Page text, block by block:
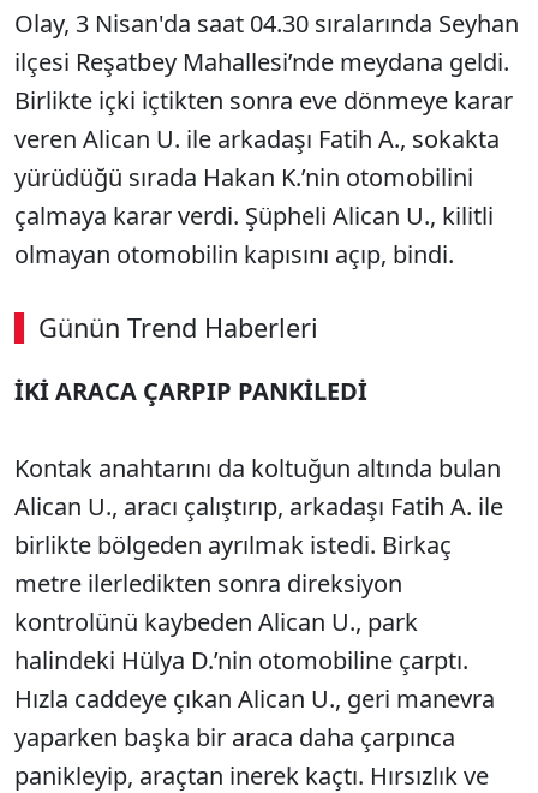
Olay, 3 Nisan'da saat 04.30 sıralarında Seyhan
ilçesi Reşatbey Mahallesi’nde meydana geldi.
Birlikte içki içtikten sonra eve dönmeye karar
veren Alican U. ile arkadaşı Fatih A., sokakta
yürüdüğü sırada Hakan K.’nin otomobilini
çalmaya karar verdi. Şüpheli Alican U., kilitli
olmayan otomobilin kapısını açıp, bindi.
Günün Trend Haberleri
İKİ ARACA ÇARPIP PANKİLEDİ
Kontak anahtarını da koltuğun altında bulan
Alican U., aracı çalıştırıp, arkadaşı Fatih A. ile
birlikte bölgeden ayrılmak istedi. Birkaç
metre ilerledikten sonra direksiyon
kontrolünü kaybeden Alican U., park
halindeki Hülya D.’nin otomobiline çarptı.
Hızla caddeye çıkan Alican U., geri manevra
yaparken başka bir araca daha çarpınca
panikleyip, araçtan inerek kaçtı. Hırsızlık ve